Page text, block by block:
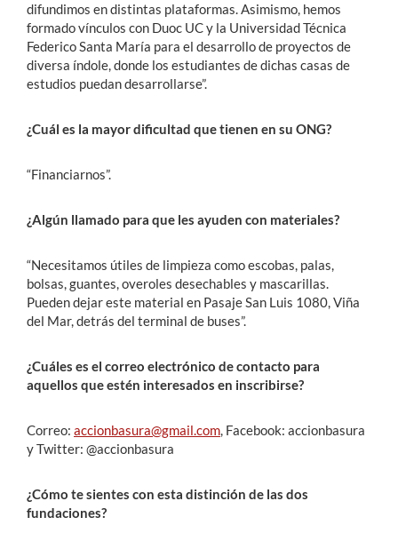
difundimos en distintas plataformas. Asimismo, hemos
formado vínculos con Duoc UC y la Universidad Técnica
Federico Santa María para el desarrollo de proyectos de
diversa índole, donde los estudiantes de dichas casas de
estudios puedan desarrollarse”.
¿Cuál es la mayor dificultad que tienen en su ONG?
“Financiarnos”.
¿Algún llamado para que les ayuden con materiales?
“Necesitamos útiles de limpieza como escobas, palas,
bolsas, guantes, overoles desechables y mascarillas.
Pueden dejar este material en Pasaje San Luis 1080, Viña
del Mar, detrás del terminal de buses”.
¿Cuáles es el correo electrónico de contacto para
aquellos que estén interesados en inscribirse?
Correo: accionbasura@gmail.com, Facebook: accionbasura
y Twitter: @accionbasura
¿Cómo te sientes con esta distinción de las dos
fundaciones?